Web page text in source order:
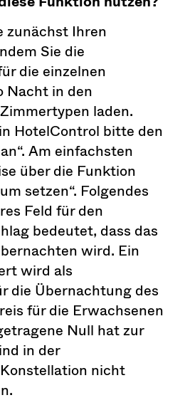
zunächst Ihren
Sie die
die einzelnen
Nacht in den
laden.
HotelControl bitte den
Am einfachsten
über die Funktion
setzen“. Folgendes
Feld für den
bedeutet, dass das
wird. Ein
wird als
die Übernachtung des
für die Erwachsenen
Null hat zur
in der
nicht